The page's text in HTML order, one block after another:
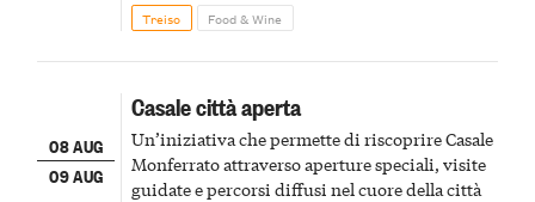
Treiso Food & Wine
08 AUG
09 AUG
Casale città aperta
Un’iniziativa che permette di riscoprire Casale
Monferrato attraverso aperture speciali, visite
guidate e percorsi diffusi nel cuore della città